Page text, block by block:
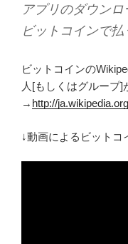
アプリのダウン
ビットコインで払
ビットコインの
人[もしくはグループ]
→ http://
↓動画によるビットコ